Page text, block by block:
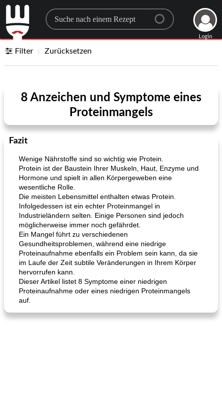
Search for a recipe
Login
Filter Zurücksetzen
8 Anzeichen und Symptome eines
Proteinmangels
Fazit
Wenige Nährstoffe sind so wichtig wie Protein.
Protein ist der Baustein Ihrer Muskeln, Haut, Enzyme und
Hormone und spielt in allen Körpergeweben eine
wesentliche Rolle.
Die meisten Lebensmittel enthalten etwas Protein.
Infolgedessen ist ein echter Proteinmangel in
Industrieländern selten. Einige Personen sind jedoch
möglicherweise immer noch gefährdet.
Ein Mangel führt zu verschiedenen
Gesundheitsproblemen, während eine niedrige
Proteinaufnahme ebenfalls ein Problem sein kann, da sie
im Laufe der Zeit subtile Veränderungen in Ihrem Körper
hervorrufen kann.
Dieser Artikel listet 8 Symptome einer niedrigen
Proteinaufnahme oder eines niedrigen Proteinmangels
auf.